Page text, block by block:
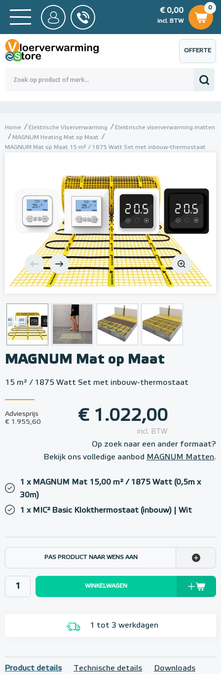
BTW
0,00
0
€ 0,00
incl. BTW
€ 0,00
OFFERTE
AANVRAGEN
Home Elektrische Vloerverwarming
Elektrische vloerverwarming matten
MAGNUM Heating Mat op Maat
MAGNUM Mat op Maat 15 m² / 1875 Watt Set met inbouw-thermostaat
MAGNUM Mat op Maat
15 m² / 1875 Watt Set met inbouw-thermostaat
Adviesprijs
€ 1.955,60
€ 1.022,00
incl. BTW
Op zoek naar een ander formaat?
Bekijk ons volledige aanbod MAGNUM Matten.
1 x MAGNUM Mat 15,00 m² / 1875 Watt (0,5m x
30m)
1 x MIC² Basic Klokthermostaat (inbouw) | Wit
PAS PRODUCT NAAR WENS AAN
WINKELWAGEN
1 tot 3 werkdagen
Product details Technische details Downloads